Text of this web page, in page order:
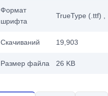
Формат
шрифта
TrueType (.ttf)
Скачиваний 19,903
Размер файла 26 KB